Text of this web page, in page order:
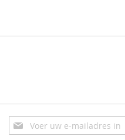
Abonneer
u